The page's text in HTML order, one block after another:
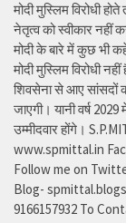
मोदी मुस्लिम विरोधी
नेतृत्व को स्वीकार नहीं
मोदी के बारे में कुछ भी
मोदी मुस्लिम विरोधी
शिवसेना से आए सांसदों
जाएगी। यानी वर्ष
उम्मीदवार होंगे।
www.spmittal.in
Follow me on
Blog-
9166157932 To